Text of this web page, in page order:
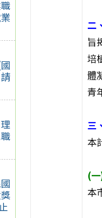
二
旨
培
體
青
三
本
(
本